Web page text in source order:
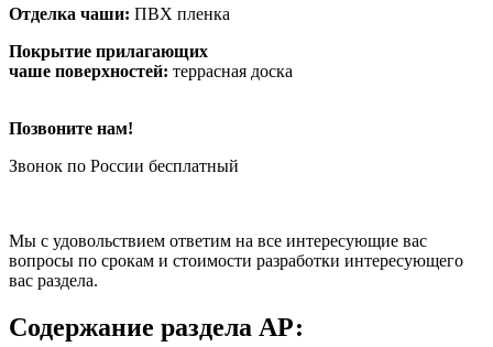
Отделка чаши: ПВХ пленка
Покрытие прилагающих
чаше поверхностей: террасная доска
Позвоните нам!
Звонок по России бесплатный
Мы с удовольствием ответим на все интересующие вас
вопросы по срокам и стоимости разработки интересующего
вас раздела.
Содержание раздела АР: